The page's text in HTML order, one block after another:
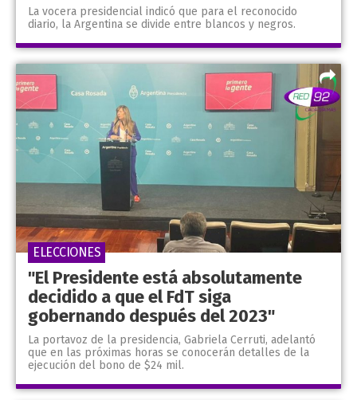
La vocera presidencial indicó que para el reconocido
diario, la Argentina se divide entre blancos y negros.
"El Presidente está absolutamente
decidido a que el FdT siga
gobernando después del 2023"
La portavoz de la presidencia, Gabriela Cerruti, adelantó
que en las próximas horas se conocerán detalles de la
ejecución del bono de $24 mil.
ELECCIONES